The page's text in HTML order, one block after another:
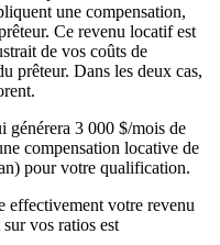
une compensation,
Ce revenu locatif est
de vos coûts de
prêteur. Dans les deux cas,
générera 3 000 $/mois de
compensation locative de
pour votre qualification.
effectivement votre revenu
vos ratios est